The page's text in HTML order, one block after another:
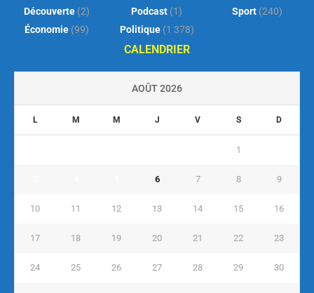
Découverte (2)
Économie (99)
Podcast (1)
Politique(1 378)
Sport(240)
CALENDRIER
AOÛT 2026
L M M J V S D
1
6 7 8 9
10 11 12 13 14 15 16
17 18 19 20 21 22 23
24 25 26 27 28 29 30